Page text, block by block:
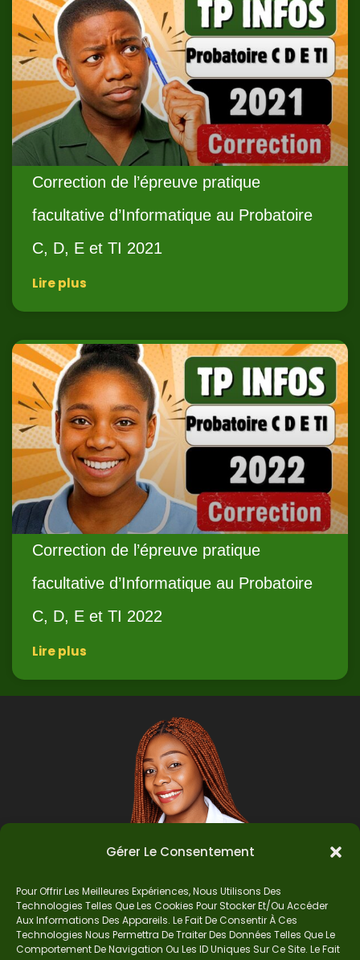
Gérer Le Consentement
Pour Offrir Les Meilleures Expériences, Nous Utilisons Des
Technologies Telles Que Les Cookies Pour Stocker Et/ou Accéder
Aux Informations Des Appareils. Le Fait De Consentir À Ces
Technologies Nous Permettra De Traiter Des Données Telles Que Le
Comportement De Navigation Ou Les ID Uniques Sur Ce Site. Le Fait
Correction de l’épreuve pratique
facultative d’Informatique au Probatoire
C, D, E et TI 2021
Lire plus
Correction de l’épreuve pratique
facultative d’Informatique au Probatoire
C, D, E et TI 2022
Lire plus
Auteur